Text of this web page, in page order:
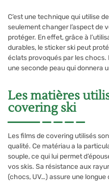
C’est une technique qui utilise
seulement changer l’aspect de
protéger. En effet, grâce à
durables, le sticker ski peut
éclats provoqués par les chocs.
une seconde peau qui donnera
Les matières
covering ski
Les films de covering utilisés
qualité. Ce matériau a la
souple, ce qui lui permet
vos skis. Sa résistance aux
(chocs, UV…) assure une